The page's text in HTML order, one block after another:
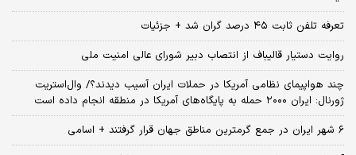
تعرفه تلفن ثابت ۴۵ درصد گران شد + جزئیات
روایت دستیار قالیباف از انتصاب دبیر شورای عالی امنیت ملی
چند هواپیمای نظامی آمریکا در حملات ایران آسیب دیدند؟/ وال‌استریت
ژورنال: ایران ۲۰۰۰ حمله به پایگاه‌های آمریکا در منطقه انجام داده است
۶ شهر ایران در جمع گرمترین مناطق جهان قرار گرفتند + اسامی